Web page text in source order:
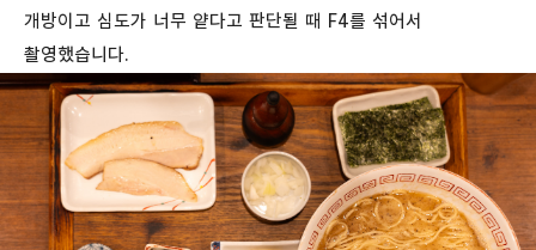
개방이고 심도가 너무 얕다고 판단될 때 F4를 섞어서
촬영했습니다.